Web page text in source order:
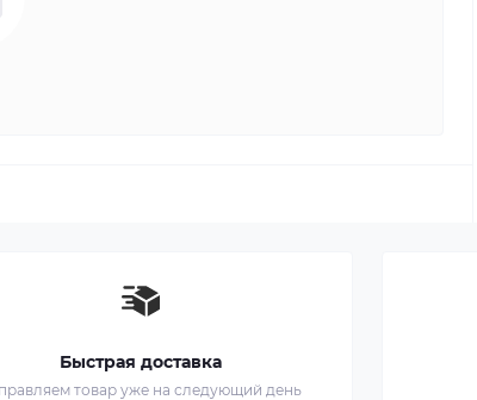
Быстрая доставка
товар уже на следующий день